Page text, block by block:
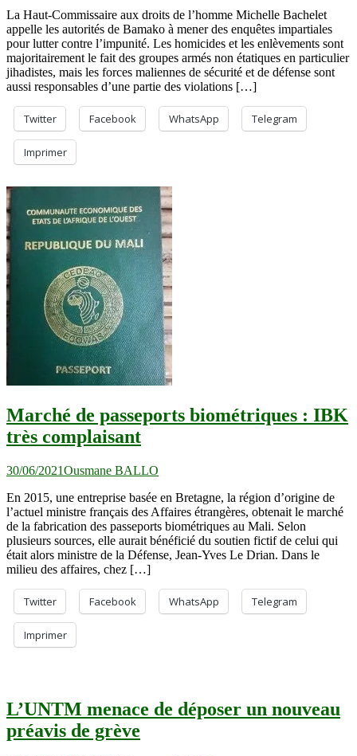
La Haut-Commissaire aux droits de l’homme Michelle Bachelet
appelle les autorités de Bamako à mener des enquêtes impartiales
pour lutter contre l’impunité. Les homicides et les enlèvements sont
majoritairement le fait des groupes armés non étatiques en particulier
jihadistes, mais les forces maliennes de sécurité et de défense sont
aussi responsables d’une partie des violations […]
Twitter Facebook WhatsApp Telegram
Imprimer
Marché de passeports biométriques : IBK
très complaisant
30/06/2021Ousmane BALLO
En 2015, une entreprise basée en Bretagne, la région d’origine de
l’actuel ministre français des Affaires étrangères, obtenait le marché
de la fabrication des passeports biométriques au Mali. Selon
plusieurs sources, elle aurait bénéficié du soutien fictif de celui qui
était alors ministre de la Défense, Jean-Yves Le Drian. Dans le
milieu des affaires, chez […]
Twitter Facebook WhatsApp Telegram
Imprimer
L’UNTM menace de déposer un nouveau
préavis de grève